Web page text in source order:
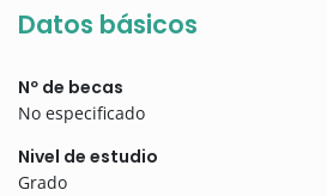
Datos básicos
Nº de becas
No especificado
Nivel de estudio
Grado